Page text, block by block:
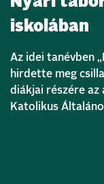
iskolában
Az idei tanévben
hirdette meg
diákjai részére az
Katolikus